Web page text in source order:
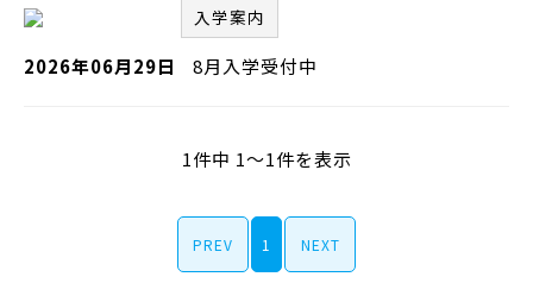
入学案内
2026年06月29日 8月入学受付中
1件中 1～1件を表示
PREV 1 NEXT